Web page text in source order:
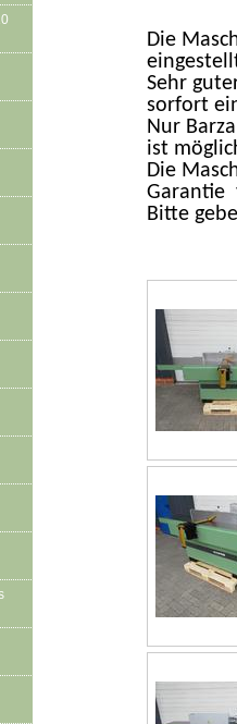
Die
Sehr
sorfort
Nur
ist
Die
Garantie
Bitte